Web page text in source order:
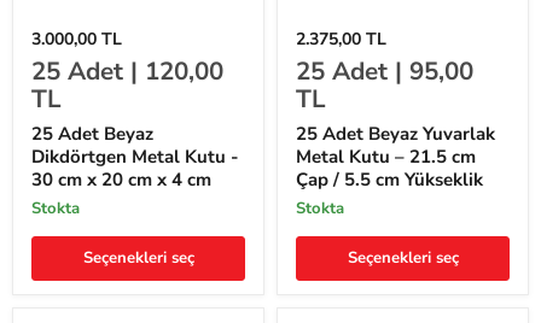
25
Adet
Beyaz
Dikdörtgen
Metal
Kutu
30
cm
x
20
cm
4
3.000,00 TL
25 Adet | 120,00
TL
25 Adet Beyaz
Dikdörtgen Metal Kutu -
30 cm x 20 cm x 4 cm
stokta
Seçenekleri seç
25
Adet
Beyaz
Yuvarlak
Metal
Kutu
–
21.5
cm
Çap
5.5
Yükseklik
2.375,00 TL
25 Adet | 95,00
TL
25 Adet Beyaz Yuvarlak
Metal Kutu – 21.5 cm
Çap / 5.5 cm Yükseklik
stokta
Seçenekleri seç